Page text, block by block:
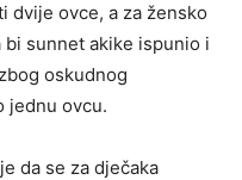
dvije ovce, a za žensko
bi sunnet akike ispunio i
oskudnog
jednu ovcu.
da se za dječaka